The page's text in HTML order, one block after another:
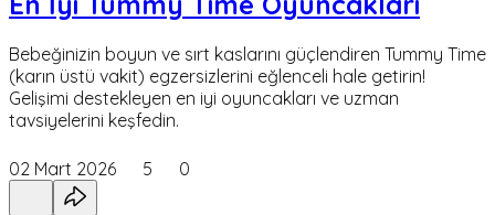
Bebeğinizin boyun ve sırt kaslarını güçlendiren Tummy Time
(karın üstü vakit) egzersizlerini eğlenceli hale getirin!
Gelişimi destekleyen en iyi oyuncakları ve uzman
tavsiyelerini keşfedin.
02 Mart 2026 5 0